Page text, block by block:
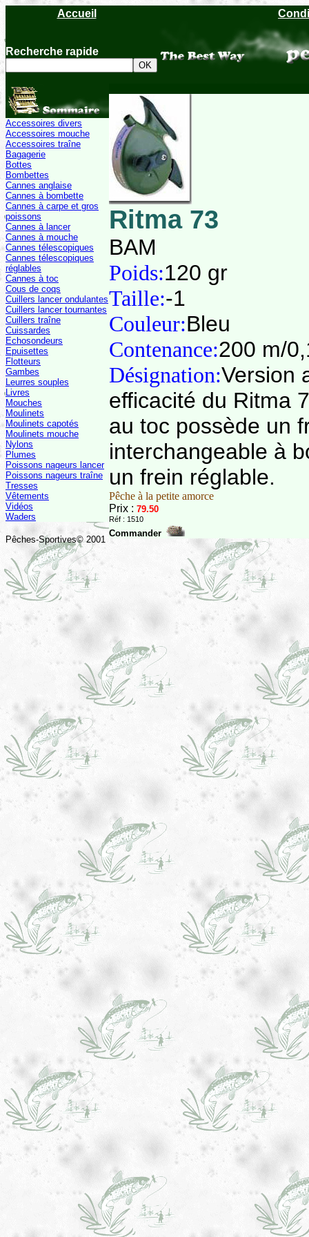
Accueil
Recherche rapide
Accessoires divers
Accessoires mouche
Accessoires traîne
Bagagerie
Bottes
Bombettes
Cannes anglaise
Cannes à bombette
Cannes à carpe et gros
poissons
Cannes à lancer
Cannes à mouche
Cannes télescopiques
Cannes télescopiques
réglables
Cannes à toc
Cous de coqs
Cuillers lancer ondulantes
Cuillers lancer tournantes
Cuillers traîne
Cuissardes
Echosondeurs
Epuisettes
Flotteurs
Gambes
Leurres souples
Livres
Mouches
Moulinets
Moulinets capotés
Moulinets mouche
Nylons
Plumes
Poissons nageurs lancer
Poissons nageurs traîne
Tresses
Vêtements
Vidéos
Waders
Pêches-Sportives© 2001
Ritma 73
BAM
Poids:120 gr
Taille:-1
Couleur:Bleu
Contenance:200 m/
Désignation:Version
efficacité du Ritma
au toc possède un
interchangeable à
un frein réglable.
Pêche à la petite amorce
Prix : 79.50
Réf : 1510
Commander